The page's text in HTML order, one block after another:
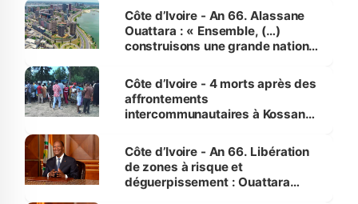
enfants
Côte d’Ivoire - An 66. Alassane
Ouattara : « Ensemble, (…)
construisons une grande nation
générations futures »
Côte d’Ivoire - 4 morts après des
affrontements
intercommunautaires à Kossandji
milieu des sinistrés
Côte d’Ivoire - An 66. Libération
de zones à risque et
déguerpissement : Ouattara